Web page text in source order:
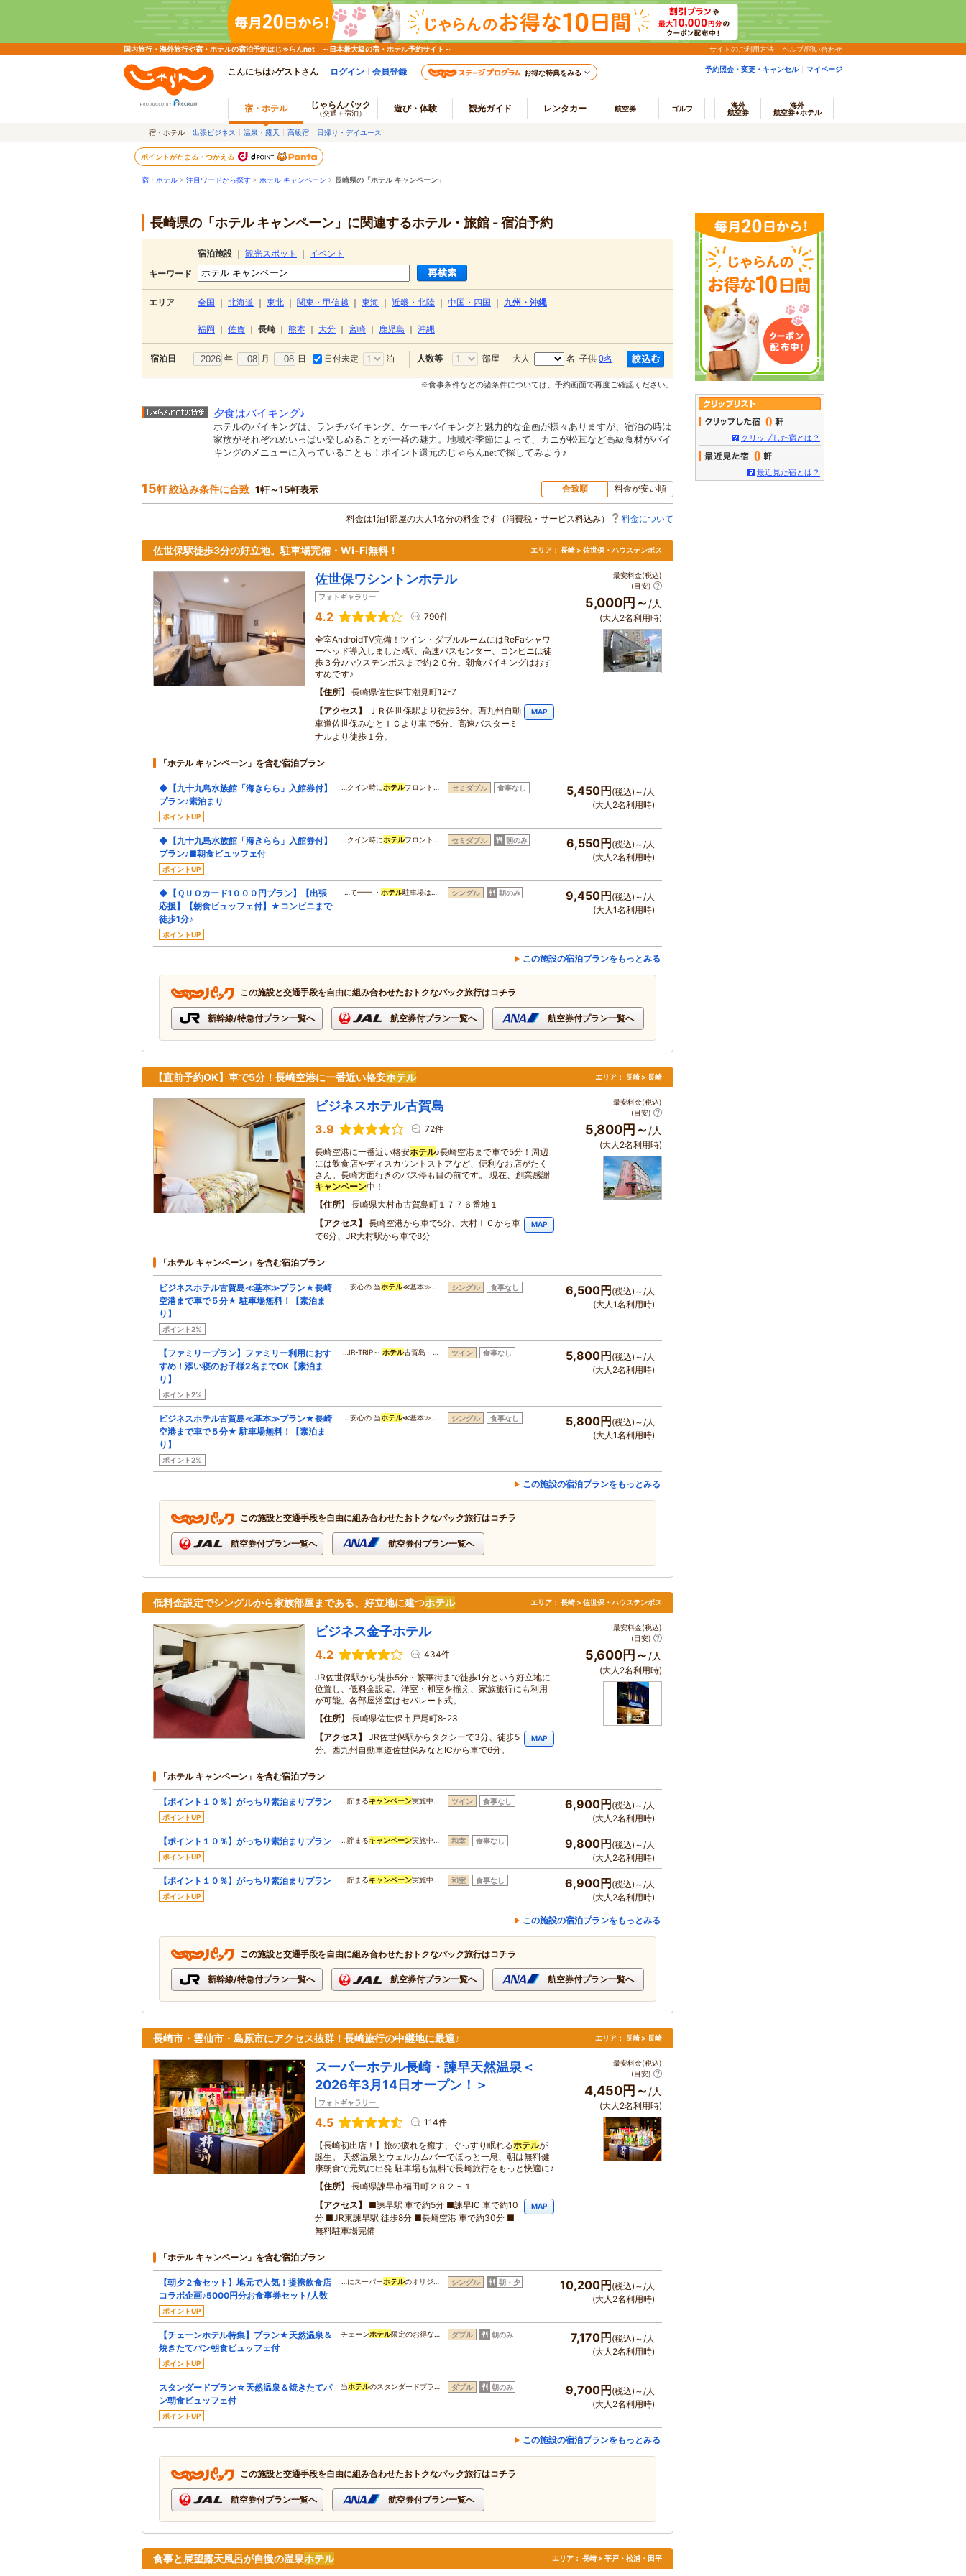
国内旅行・海外旅行や宿・ホテルの宿泊予約はじゃらんnet ～日本最大級の宿・ホテル予約サイト～ サイトのご利用方法 ヘルプ/問い合わせ
こんにちは♪ゲストさん ログイン 会員登録 お得な特典をみる 予約照会・変更・キャンセル マイページ
宿・ホテル じゃらんパック
（交通＋宿泊） 遊び・体験 観光ガイド レンタカー 航空券 ゴルフ
海外
航空券
海外
航空券+ホテル
宿・ホテル 出張ビジネス 温泉・露天 高級宿 日帰り・デイユース
ポイントがたまる・つかえる
宿・ホテル > 注目ワードから探す > ホテル キャンペーン > 長崎県の「ホテル キャンペーン」
長崎県の「ホテル キャンペーン」に関連するホテル・旅館 - 宿泊予約
宿泊施設 観光スポット
イベント
キーワード
エリア 全国 北海道 東北 関東・甲信越 東海 近畿・北陸 中国・四国 九州・沖縄
福岡 佐賀 長崎 熊本 大分 宮崎 鹿児島 沖縄
宿泊日 年 月 日 日付未定 泊 人数等 部屋 大人 名 子供 0名
※食事条件などの諸条件については、予約画面で再度ご確認ください。
夕食はバイキング♪
ホテルのバイキングは、ランチバイキング、ケーキバイキングと魅力的な企画が様々ありますが、宿泊の時は
家族がそれぞれめいっぱい楽しめることが一番の魅力。地域や季節によって、カニが松茸など高級食材がバイ
キングのメニューに入っていることも！ポイント還元のじゃらんnetで探してみよう♪
15軒 絞込み条件に合致 1軒～15軒表示 合致順 料金が安い順
料金は1泊1部屋の大人1名分の料金です（消費税・サービス料込み） 料金について
佐世保駅徒歩3分の好立地。駐車場完備・Wi-Fi無料！ エリア： 長崎 > 佐世保・ハウステンボス
佐世保ワシントンホテル
フォトギャラリー
4.2 790件
全室AndroidTV完備！ツイン・ダブルルームにはReFaシャワ
ーヘッド導入しました♪駅、高速バスセンター、コンビニは徒
歩３分♪ハウステンボスまで約２０分。朝食バイキングはおす
すめです♪
住所
長崎県佐世保市潮見町12-7
アクセス
ＪＲ佐世保駅より徒歩3分。西九州自動
車道佐世保みなとＩＣより車で5分。高速バスターミ
ナルより徒歩１分。
MAP
最安料金(税込)
(目安)
5,000円～ /人
(大人2名利用時)
「ホテル キャンペーン」を含む宿泊プラン
◆【九十九島水族館「海きらら」入館券付】
プラン♪素泊まり
ポイントUP
…クイン時にホテルフロント… セミダブル 食事なし 5,450円 (税込)～/人
(大人2名利用時)
◆【九十九島水族館「海きらら」入館券付】
プラン♪■朝食ビュッフェ付
ポイントUP
…クイン時にホテルフロント… セミダブル 朝のみ 6,550円 (税込)～/人
(大人2名利用時)
◆【ＱＵＯカード1０００円プラン】【出張
応援】【朝食ビュッフェ付】★コンビニまで
徒歩1分♪
ポイントUP
…て━━ ・ ホテル駐車場は… シングル 朝のみ 9,450円 (税込)～/人
(大人1名利用時)
この施設の宿泊プランをもっとみる
この施設と交通手段を自由に組み合わせたおトクなパック旅行はコチラ
新幹線/特急付プラン一覧へ 航空券付プラン一覧へ 航空券付プラン一覧へ
【直前予約OK】車で5分！長崎空港に一番近い格安ホテル エリア： 長崎 > 長崎
ビジネスホテル古賀島
3.9 72件
長崎空港に一番近い格安ホテル♪長崎空港まで車で5分！周辺
には飲食店やディスカウントストアなど、便利なお店がたく
さん。長崎方面行きのバス停も目の前です。 現在、創業感謝
キャンペーン中！
住所
長崎県大村市古賀島町１７７６番地１
アクセス
長崎空港から車で5分、大村ＩＣから車
で6分、JR大村駅から車で8分
MAP
最安料金(税込)
(目安)
5,800円～ /人
(大人2名利用時)
「ホテル キャンペーン」を含む宿泊プラン
ビジネスホテル古賀島≪基本≫プラン★長崎
空港まで車で５分★ 駐車場無料！【素泊ま
り】
ポイント2%
…安心の 当ホテル≪基本≫… シングル 食事なし 6,500円 (税込)～/人
(大人1名利用時)
【ファミリープラン】ファミリー利用におす
すめ！添い寝のお子様2名までOK【素泊ま
り】
ポイント2%
…IR-TRIP～ ホテル古賀島 … ツイン 食事なし 5,800円 (税込)～/人
(大人2名利用時)
ビジネスホテル古賀島≪基本≫プラン★長崎
空港まで車で５分★ 駐車場無料！【素泊ま
り】
ポイント2%
…安心の 当ホテル≪基本≫… シングル 食事なし 5,800円 (税込)～/人
(大人1名利用時)
この施設の宿泊プランをもっとみる
この施設と交通手段を自由に組み合わせたおトクなパック旅行はコチラ
航空券付プラン一覧へ 航空券付プラン一覧へ
低料金設定でシングルから家族部屋まである、好立地に建つホテル エリア： 長崎 > 佐世保・ハウステンボス
ビジネス金子ホテル
4.2 434件
JR佐世保駅から徒歩5分・繁華街まで徒歩1分という好立地に
位置し、低料金設定。洋室・和室を揃え、家族旅行にも利用
が可能。各部屋浴室はセパレート式。
住所
長崎県佐世保市戸尾町8-23
アクセス
JR佐世保駅からタクシーで3分、徒歩5
分。西九州自動車道佐世保みなとICから車で6分。
MAP
最安料金(税込)
(目安)
5,600円～ /人
(大人2名利用時)
「ホテル キャンペーン」を含む宿泊プラン
【ポイント１０％】がっちり素泊まりプラン
ポイントUP
…貯まるキャンペーン実施中… ツイン 食事なし 6,900円(税込)～/人
(大人2名利用時)
【ポイント１０％】がっちり素泊まりプラン
ポイントUP
…貯まるキャンペーン実施中… 和室 食事なし 9,800円(税込)～/人
(大人2名利用時)
【ポイント１０％】がっちり素泊まりプラン
ポイントUP
…貯まるキャンペーン実施中… 和室 食事なし 6,900円(税込)～/人
(大人2名利用時)
この施設の宿泊プランをもっとみる
この施設と交通手段を自由に組み合わせたおトクなパック旅行はコチラ
新幹線/特急付プラン一覧へ 航空券付プラン一覧へ 航空券付プラン一覧へ
長崎市・雲仙市・島原市にアクセス抜群！長崎旅行の中継地に最適♪ エリア： 長崎 > 長崎
スーパーホテル長崎・諫早天然温泉＜
2026年3月14日オープン！＞
フォトギャラリー
4.5 114件
【長崎初出店！】旅の疲れを癒す、ぐっすり眠れるホテルが
誕生。 天然温泉とウェルカムバーでほっと一息、朝は無料健
康朝食で元気に出発 駐車場も無料で長崎旅行をもっと快適に♪
住所
長崎県諫早市福田町２８２－１
アクセス
■諫早駅 車で約5分 ■諫早IC 車で約10
分 ■JR東諫早駅 徒歩8分 ■長崎空港 車で約30分 ■
無料駐車場完備
MAP
最安料金(税込)
(目安)
4,450円～/人
(大人2名利用時)
「ホテル キャンペーン」を含む宿泊プラン
【朝夕２食セット】地元で人気！提携飲食店
コラボ企画♪5000円分お食事券セット/人数
ポイントUP
…にスーパーホテルのオリジ… シングル 朝・夕 10,200円 (税込)～/人
(大人2名利用時)
【チェーンホテル特集】プラン★天然温泉＆
焼きたてパン朝食ビュッフェ付
ポイントUP
チェーンホテル限定のお得な… ダブル 朝のみ 7,170円 (税込)～/人
(大人2名利用時)
スタンダードプラン☆天然温泉＆焼きたてパ
ン朝食ビュッフェ付
ポイントUP
当ホテルのスタンダードプラ… ダブル 朝のみ 9,700円 (税込)～/人
(大人2名利用時)
この施設の宿泊プランをもっとみる
この施設と交通手段を自由に組み合わせたおトクなパック旅行はコチラ
航空券付プラン一覧へ 航空券付プラン一覧へ
食事と展望露天風呂が自慢の温泉ホテル エリア： 長崎 > 平戸・松浦・田平
0
クリップした宿とは？
0
最近見た宿とは？